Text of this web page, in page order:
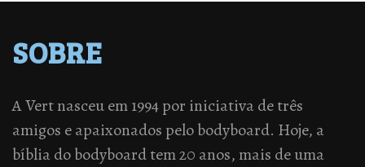
SOBRE
A Vert nasceu em 1994 por iniciativa de três
amigos e apaixonados pelo bodyboard. Hoje, a
bíblia do bodyboard tem 20 anos, mais de uma